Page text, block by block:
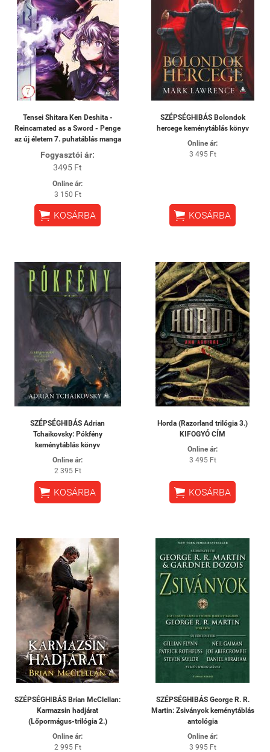
Tensei Shitara Ken Deshita -
Reincarnated as a Sword - Penge
az új életem 7. puhatáblás manga
Fogyasztói ár:
3495 Ft
Online ár:
3 150 Ft
 KOSÁRBA
SZÉPSÉGHIBÁS Bolondok
hercege keménytáblás könyv
Online ár:
3 495 Ft
 KOSÁRBA
SZÉPSÉGHIBÁS Adrian
Tchaikovsky: Pókfény
keménytáblás könyv
Online ár:
2 395 Ft
 KOSÁRBA
Horda (Razorland trilógia 3.)
KIFOGYÓ CÍM
Online ár:
3 495 Ft
 KOSÁRBA
SZÉPSÉGHIBÁS Brian McClellan:
Karmazsin hadjárat
(Lőpormágus-trilógia 2.)
Online ár:
2 995 Ft
SZÉPSÉGHIBÁS George R. R.
Martin: Zsiványok keménytáblás
antológia
Online ár:
3 995 Ft